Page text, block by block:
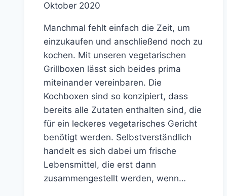
Oktober 2020
Manchmal fehlt einfach die Zeit, um
einzukaufen und anschließend noch zu
kochen. Mit unseren vegetarischen
Grillboxen lässt sich beides prima
miteinander vereinbaren. Die
Kochboxen sind so konzipiert, dass
bereits alle Zutaten enthalten sind, die
für ein leckeres vegetarisches Gericht
benötigt werden. Selbstverständlich
handelt es sich dabei um frische
Lebensmittel, die erst dann
zusammengestellt werden, wenn…